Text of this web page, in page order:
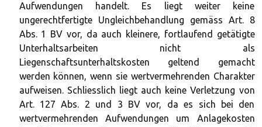
Aufwendungen handelt. Es liegt weiter keine
ungerechtfertigte Ungleichbehandlung gemäss Art. 8
Abs. 1 BV vor, da auch kleinere, fortlaufend getätigte
Unterhaltsarbeiten nicht als
Liegenschaftsunterhaltskosten geltend gemacht
werden können, wenn sie wertvermehrenden Charakter
aufweisen. Schliesslich liegt auch keine Verletzung von
Art. 127 Abs. 2 und 3 BV vor, da es sich bei den
wertvermehrenden Aufwendungen um Anlagekosten